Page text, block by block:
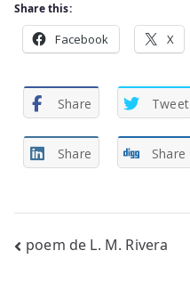
Share this:
Facebook X
Share Tweet
Share Share
Post
poem de L. M. Rivera